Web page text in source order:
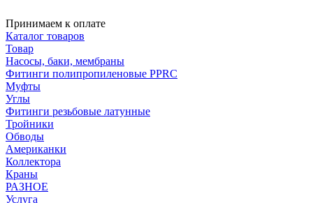
Принимаем к оплате
Каталог товаров
Товар
Насосы, баки, мембраны
Фитинги полипропиленовые PPRC
Муфты
Углы
Фитинги резьбовые латунные
Тройники
Обводы
Американки
Коллектора
Краны
РАЗНОЕ
Услуга